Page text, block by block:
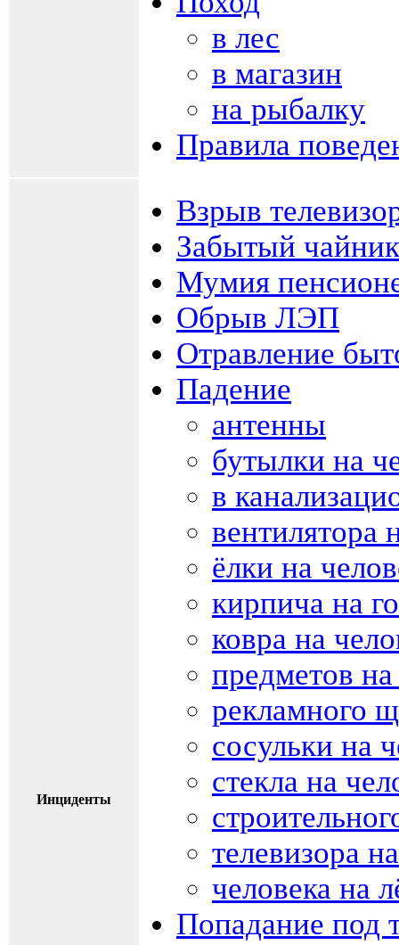
в лес
в магазин
на рыбалку
Правила
Инциденты
Взрыв
Забытый
Мумия
Обрыв ЛЭП
Отравление
Падение
антенны
бутылки на
в
вентилятора
ёлки на
кирпича на
ковра на
предметов на
рекламного
сосульки на
стекла на
телевизора
человека на
Попадание под